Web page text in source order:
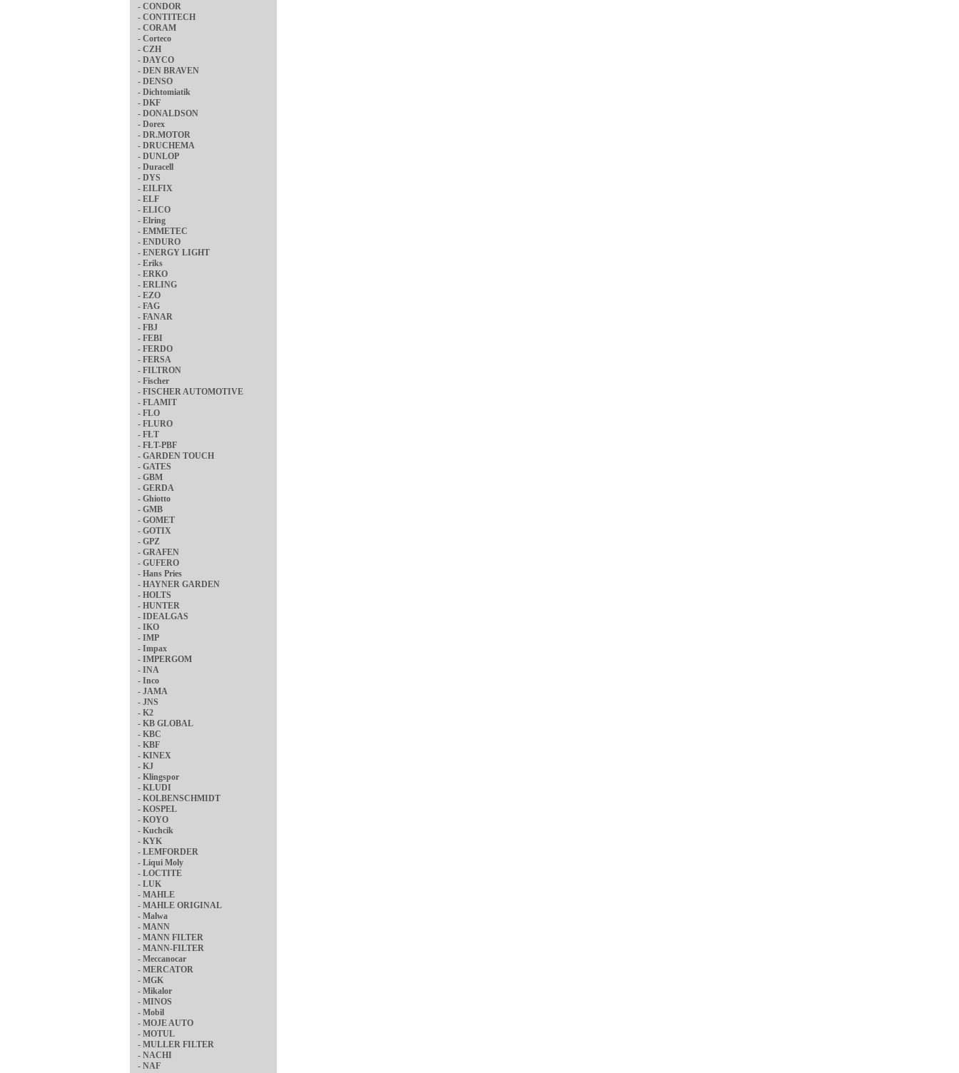
- CONDOR
- CONTITECH
- CORAM
- Corteco
- CZH
- DAYCO
- DEN BRAVEN
- DENSO
- Dichtomiatik
- DKF
- DONALDSON
- Dorex
- DR.MOTOR
- DRUCHEMA
- DUNLOP
- Duracell
- DYS
- EILFIX
- ELF
- ELICO
- Elring
- EMMETEC
- ENDURO
- ENERGY LIGHT
- Eriks
- ERKO
- ERLING
- EZO
- FAG
- FANAR
- FBJ
- FEBI
- FERDO
- FERSA
- FILTRON
- Fischer
- FISCHER AUTOMOTIVE
- FLAMIT
- FLO
- FLURO
- FŁT
- FŁT-PBF
- GARDEN TOUCH
- GATES
- GBM
- GERDA
- Ghiotto
- GMB
- GOMET
- GOTIX
- GPZ
- GRAFEN
- GUFERO
- Hans Pries
- HAYNER GARDEN
- HOLTS
- HUNTER
- IDEALGAS
- IKO
- IMP
- Impax
- IMPERGOM
- INA
- Inco
- JAMA
- JNS
- K2
- KB GLOBAL
- KBC
- KBF
- KINEX
- KJ
- Klingspor
- KLUDI
- KOLBENSCHMIDT
- KOSPEL
- KOYO
- Kuchcik
- KYK
- LEMFORDER
- Liqui Moly
- LOCTITE
- LUK
- MAHLE
- MAHLE ORIGINAL
- Malwa
- MANN
- MANN FILTER
- MANN-FILTER
- Meccanocar
- MERCATOR
- MGK
- Mikalor
- MINOS
- Mobil
- MOJE AUTO
- MOTUL
- MULLER FILTER
- NACHI
- NAF